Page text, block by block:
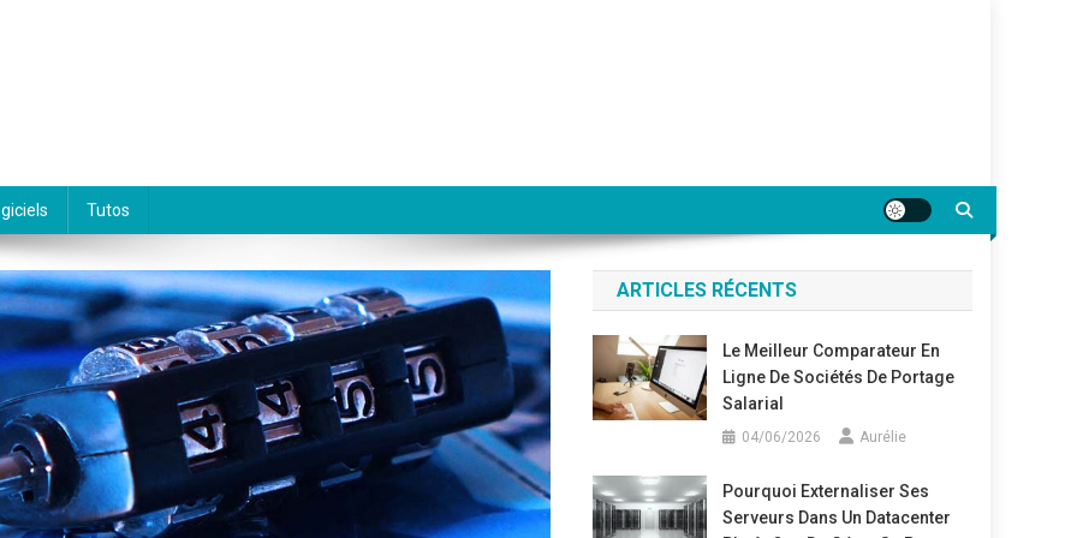
Tutos
ARTICLES RÉCENTS
Le Meilleur Comparateur En
Ligne De Sociétés De Portage
Salarial
04/06/2026 Aurélie
Pourquoi Externaliser Ses
Serveurs Dans Un Datacenter